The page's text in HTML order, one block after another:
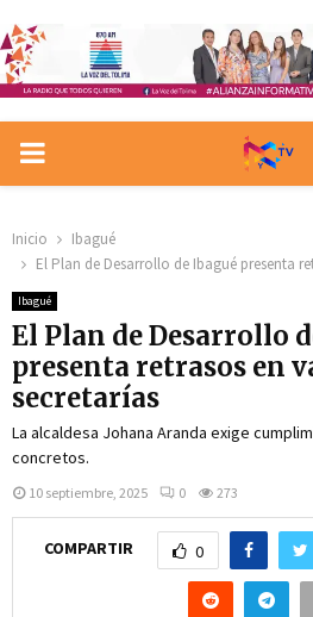
PRIMARY
Inicio
Ibagué
El Plan de Desarrollo de Ibagué presenta
Ibagué
El Plan de Desarrollo
presenta retrasos en
secretarías
La alcaldesa Johana Aranda exige
concretos.
10 septiembre, 2025 0 273
COMPARTIR 0